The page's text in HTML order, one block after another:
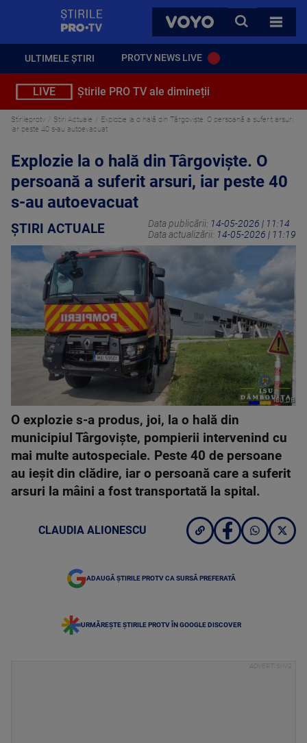
VOYO
CAUTA
TOATE
ULTIMELE ȘTIRI PROTV NEWS LIVE
LIVE Știrile PRO TV ale dimineții
Stirileprotv Știri Actuale
Explozie la o hală din Târgoviște. O persoană a suferit arsuri,
iar peste 40 s-au autoevacuat
Explozie la o hală din Târgoviște. O
persoană a suferit arsuri, iar peste 40
s-au autoevacuat
ȘTIRI ACTUALE Data publicării: 14-05-2026 | 11:14
Data actualizării: 14-05-2026 | 11:19
ISU DB
O explozie s-a produs, joi, la o hală din
municipiul Târgovişte, pompierii intervenind cu
mai multe autospeciale. Peste 40 de persoane
au ieşit din clădire, iar o persoană care a suferit
arsuri la mâini a fost transportată la spital.
CLAUDIA ALIONESCU
ADAUGĂ ȘTIRILE PROTV CA SURSĂ PREFERATĂ
URMĂREȘTE ȘTIRILE PROTV ÎN GOOGLE DISCOVER